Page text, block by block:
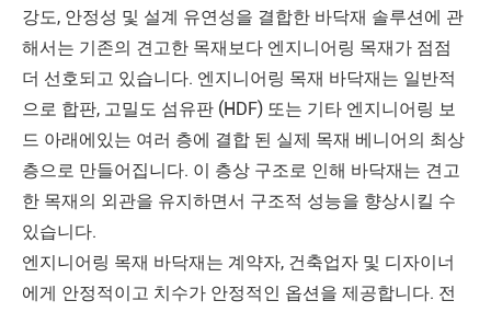
강도, 안정성 및 설계 유연성을 결합한 바닥재 솔루션에 관
해서는 기존의 견고한 목재보다 엔지니어링 목재가 점점
더 선호되고 있습니다. 엔지니어링 목재 바닥재는 일반적
으로 합판, 고밀도 섬유판 (HDF) 또는 기타 엔지니어링 보
드 아래에있는 여러 층에 결합 된 실제 목재 베니어의 최상
층으로 만들어집니다. 이 층상 구조로 인해 바닥재는 견고
한 목재의 외관을 유지하면서 구조적 성능을 향상시킬 수
있습니다.
엔지니어링 목재 바닥재는 계약자, 건축업자 및 디자이너
에게 안정적이고 치수가 안정적인 옵션을 제공합니다. 전